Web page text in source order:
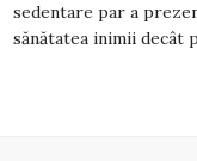
sedentare par a
sănătatea inimii decât